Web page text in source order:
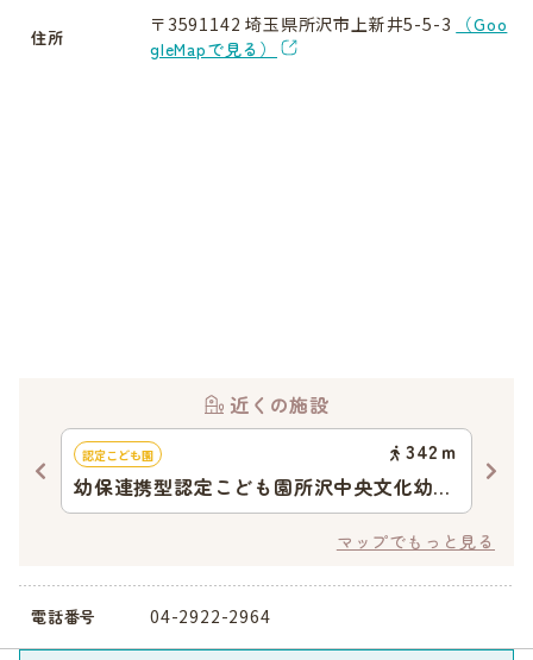
住所
〒3591142 埼玉県所沢市上新井5-5-3
（Goo
gleMapで見る）
近くの施設
認定こども園 342 ｍ
幼保連携型認定こども園所沢中央文化幼稚
園
マップでもっと見る
電話番号 04-2922-2964